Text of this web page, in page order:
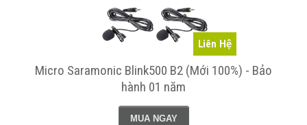
Liên Hệ
Micro Saramonic Blink500 B2 (Mới 100%) - Bảo
hành 01 năm
MUA NGAY